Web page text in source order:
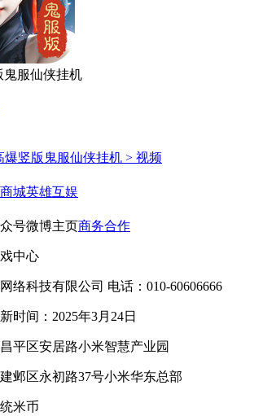
鬼服仙侠挂机
爆竖版鬼服仙侠挂机 > 视频
城英雄互娱
号微博主页商务合作
中心
络科技有限公司 电话：010-60606666
时间：2025年3月24日
平区安居路小米智慧产业园
邺区永初路37号小米华东总部
米币